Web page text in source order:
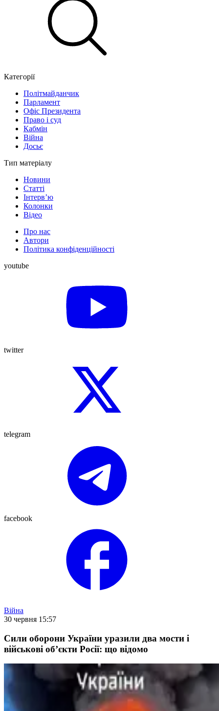
Категорії
Політмайданчик
Парламент
Офіс Президента
Право і суд
Кабмін
Війна
Досьє
Тип матеріалу
Новини
Статті
Інтерв’ю
Колонки
Відео
Про нас
Автори
Політика конфіденційності
youtube
twitter
telegram
facebook
Війна
30 червня 15:57
Cили оборони України уразили два мости і
військові об’єкти Росії: що відомо